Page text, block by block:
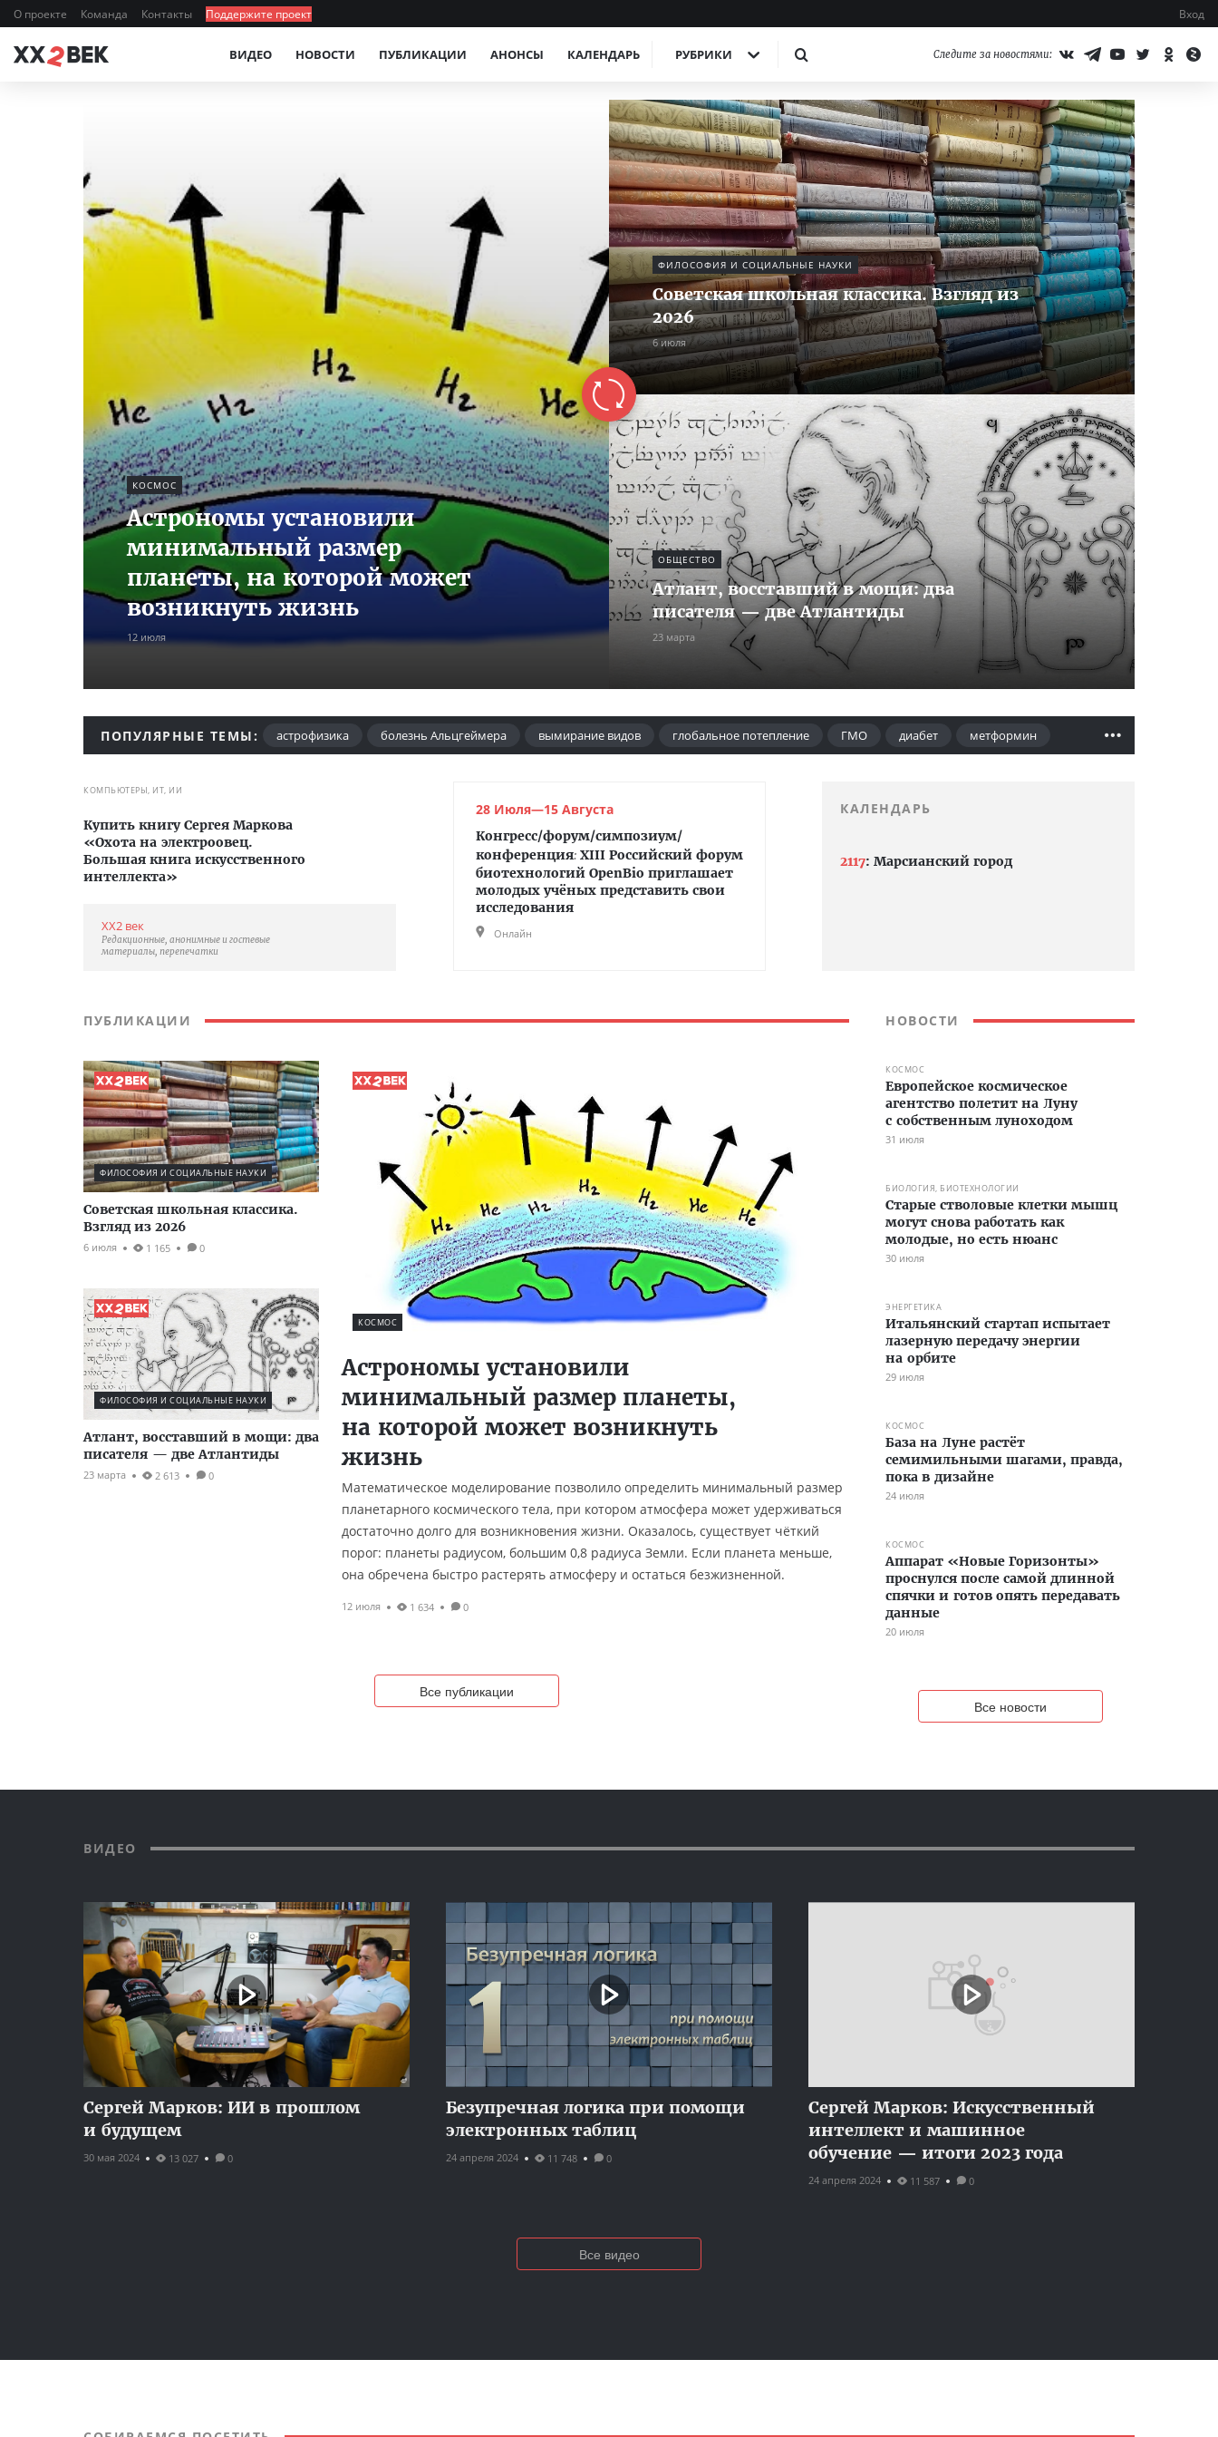
О проекте Команда Контакты Поддержите проект Вход
ВИДЕО НОВОСТИ ПУБЛИКАЦИИ АНОНСЫ КАЛЕНДАРЬ РУБРИКИ Следите за новостями:
КОСМОС
Астрономы установили
минимальный размер
планеты, на которой может
возникнуть жизнь
12 июля
ФИЛОСОФИЯ И СОЦИАЛЬНЫЕ НАУКИ
Советская школьная классика. Взгляд из
2026
6 июля
ОБЩЕСТВО
Атлант, восставший в мощи: два
писателя — две Атлантиды
23 марта
ПОПУЛЯРНЫЕ ТЕМЫ: астрофизика болезнь Альцгеймера вымирание видов глобальное потепление ГМО диабет
метформин
КОМПЬЮТЕРЫ, ИТ, ИИ
Купить книгу Сергея Маркова
«Охота на электроовец.
Большая книга искусственного
интеллекта»
XX2 век
Редакционные, анонимные и гостевые
материалы, перепечатки
28 Июля—15 Августа
Конгресс/форум/симпозиум/
конференция: XIII Российский форум
биотехнологий OpenBio приглашает
молодых учёных представить свои
исследования
Онлайн
КАЛЕНДАРЬ
2117: Марсианский город
ПУБЛИКАЦИИ
ФИЛОСОФИЯ И СОЦИАЛЬНЫЕ НАУКИ
Советская школьная классика.
Взгляд из 2026
6 июля 1 165 0
ФИЛОСОФИЯ И СОЦИАЛЬНЫЕ НАУКИ
Атлант, восставший в мощи: два
писателя — две Атлантиды
23 марта 2 613 0
КОСМОС
Астрономы установили
минимальный размер планеты,
на которой может возникнуть
жизнь
Математическое моделирование позволило определить минимальный размер
планетарного космического тела, при котором атмосфера может удерживаться
достаточно долго для возникновения жизни. Оказалось, существует чёткий
порог: планеты радиусом, большим 0,8 радиуса Земли. Если планета меньше,
она обречена быстро растерять атмосферу и остаться безжизненной.
12 июля 1 634 0
Все публикации
НОВОСТИ
КОСМОС
Европейское космическое
агентство полетит на Луну
с собственным луноходом
31 июля
БИОЛОГИЯ, БИОТЕХНОЛОГИИ
Старые стволовые клетки мышц
могут снова работать как
молодые, но есть нюанс
30 июля
ЭНЕРГЕТИКА
Итальянский стартап испытает
лазерную передачу энергии
на орбите
29 июля
КОСМОС
База на Луне растёт
семимильными шагами, правда,
пока в дизайне
24 июля
КОСМОС
Аппарат «Новые Горизонты»
проснулся после самой длинной
спячки и готов опять передавать
данные
20 июля
Все новости
ВИДЕО
Сергей Марков: ИИ в прошлом
и будущем
30 мая 2024 13 027 0
Безупречная логика при помощи
электронных таблиц
24 апреля 2024 11 748 0
Сергей Марков: Искусственный
интеллект и машинное
обучение — итоги 2023 года
24 апреля 2024 11 587 0
Все видео